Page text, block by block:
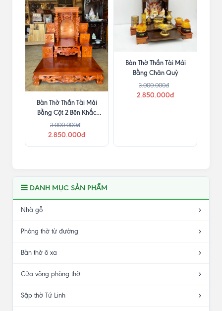
Bàn Thờ Thần Tài Mái
Bằng Cột 2 Bên Khắc
Chữ
3.000.000đ
2.850.000đ
Bàn Thờ Thần Tài Mái
Bằng Chân Quỳ
3.000.000đ
2.850.000đ
DANH MỤC SẢN PHẨM
Nhà gỗ
Phòng thờ từ đường
Bàn thờ ô xa
Cửa võng phòng thờ
Sập thờ Tứ Linh